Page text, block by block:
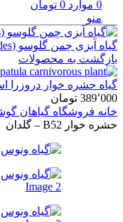
0 موارد 0 تومان
منو
گیاه آبزی چمن گلوسو (Glossostigma elatinoides)
بازگشت به محصولات
گیاه حشره خوار دروزرا
389٬000 تومان
خانه فروشگاه گیاهان
حشره خوار B52 – گلدان